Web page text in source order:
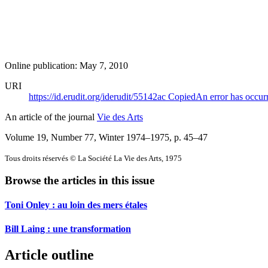
Online publication: May 7, 2010
URI
https://id.erudit.org/iderudit/55142ac CopiedAn error has
An article of the journal Vie des Arts
Volume 19, Number 77, Winter 1974–1975, p. 45–47
Tous droits réservés © La Société La Vie des Arts, 1975
Browse the articles in this issue
Toni Onley : au loin des mers étales
Bill Laing : une transformation
Article outline